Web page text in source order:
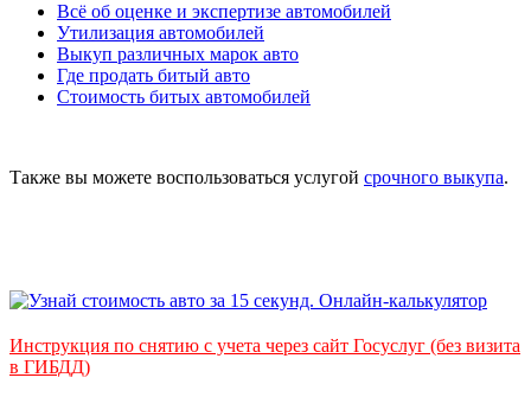
Всё об оценке и экспертизе автомобилей
Утилизация автомобилей
Выкуп различных марок авто
Где продать битый авто
Стоимость битых автомобилей
Также вы можете воспользоваться услугой срочного выкупа.
Инструкция по снятию с учета через сайт Госуслуг (без визита
в ГИБДД)